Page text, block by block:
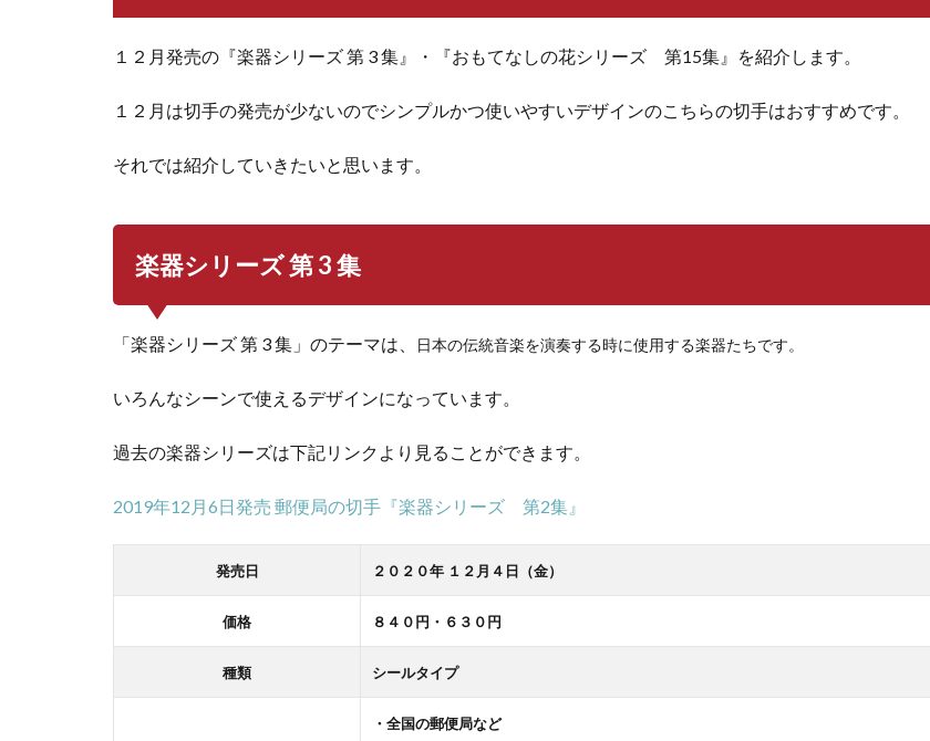
１２月発売の『楽器シリーズ 第 3 集』・『おもてなしの花シリーズ 第15集』を紹介します。
１２月は切手の発売が少ないのでシンプルかつ使いやすいデザインのこちらの切手はおすすめです。
それでは紹介していきたいと思います。
楽器シリーズ 第 3 集
「楽器シリーズ 第 3 集」のテーマは、 日本の伝統音楽を演奏する時に使用する楽器たちです。
いろんなシーンで使えるデザインになっています。
過去の楽器シリーズは下記リンクより見ることができます。
2019年12月6日発売 郵便局の切手『楽器シリーズ 第2集』
発売日 ２０２０年 １２月４日（金）
価格 ８４０円・６３０円
種類 シールタイプ
・全国の郵便局など